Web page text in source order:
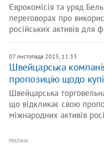
Єврокомісія та уряд
переговорах про
російських активів для
07 листопада 2025, 11:33
Швейцарська
пропозицію щодо
Швейцарська
що відкликає свою
міжнародних активів
РЕКЛАМА